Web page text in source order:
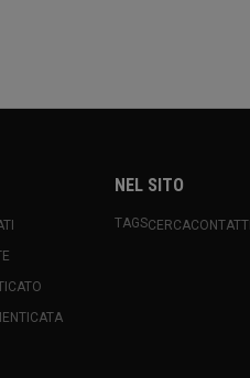
NEL SITO
TAGSCERCACONTATTI